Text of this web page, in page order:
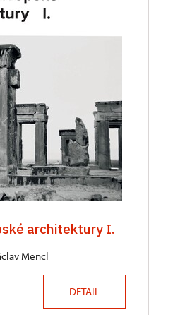
architektury I.
Mencl
DETAIL